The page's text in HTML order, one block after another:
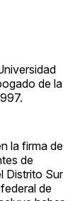
de la
la firma de
de
Distrito Sur
de